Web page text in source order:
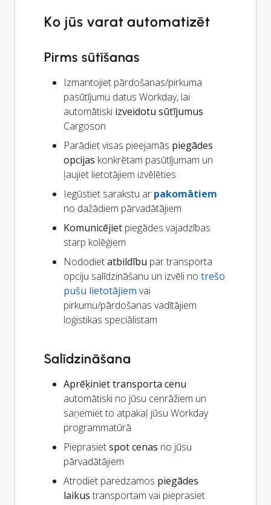
Ko jūs varat automatizēt
Pirms sūtīšanas
Izmantojiet pārdošanas/pirkuma
pasūtījumu datus Workday, lai
automātiski izveidotu sūtījumus
Cargoson
Parādiet visas pieejamās piegādes
opcijas konkrētam pasūtījumam un
ļaujiet lietotājiem izvēlēties
Iegūstiet sarakstu ar pakomātiem
no dažādiem pārvadātājiem
Komunicējiet piegādes vajadzības
starp kolēģiem
Nododietatbildību par transporta
opciju salīdzināšanu un izvēli no trešo
pušu lietotājiem vai
pirkumu/pārdošanas vadītājiem
loģistikas speciālistam
Salīdzināšana
Aprēķiniet transporta cenu
automātiski no jūsu cenrāžiem un
saņemiet to atpakaļ jūsu Workday
programmatūrā
Pieprasietspot cenas no jūsu
pārvadātājiem
Atrodiet paredzamos piegādes
laikus transportam vai pieprasiet